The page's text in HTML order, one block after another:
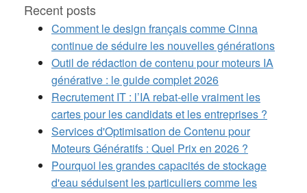
Recent posts
Comment le design français comme Cinna
continue de séduire les nouvelles générations
Outil de rédaction de contenu pour moteurs IA
générative : le guide complet 2026
Recrutement IT : l’IA rebat-elle vraiment les
cartes pour les candidats et les entreprises ?
Services d'Optimisation de Contenu pour
Moteurs Génératifs : Quel Prix en 2026 ?
Pourquoi les grandes capacités de stockage
d'eau séduisent les particuliers comme les